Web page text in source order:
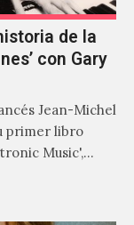
de la
con Gary
Jean-Michel
primer libro
Music',